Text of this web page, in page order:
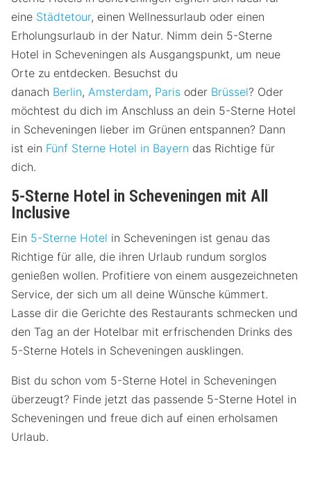
eine Städtetour, einen Wellnessurlaub oder einen
Erholungsurlaub in der Natur. Nimm dein 5-Sterne
Hotel in Scheveningen als Ausgangspunkt, um neue
Orte zu entdecken. Besuchst du
danach Berlin, Amsterdam, Paris oder Brüssel? Oder
möchtest du dich im Anschluss an dein 5-Sterne Hotel
in Scheveningen lieber im Grünen entspannen? Dann
ist ein Fünf Sterne Hotel in Bayern das Richtige für
dich.
5-Sterne Hotel in Scheveningen mit All
Inclusive
Ein 5-Sterne Hotel in Scheveningen ist genau das
Richtige für alle, die ihren Urlaub rundum sorglos
genießen wollen. Profitiere von einem ausgezeichneten
Service, der sich um all deine Wünsche kümmert.
Lasse dir die Gerichte des Restaurants schmecken und
den Tag an der Hotelbar mit erfrischenden Drinks des
5-Sterne Hotels in Scheveningen ausklingen.
Bist du schon vom 5-Sterne Hotel in Scheveningen
überzeugt? Finde jetzt das passende 5-Sterne Hotel in
Scheveningen und freue dich auf einen erholsamen
Urlaub.